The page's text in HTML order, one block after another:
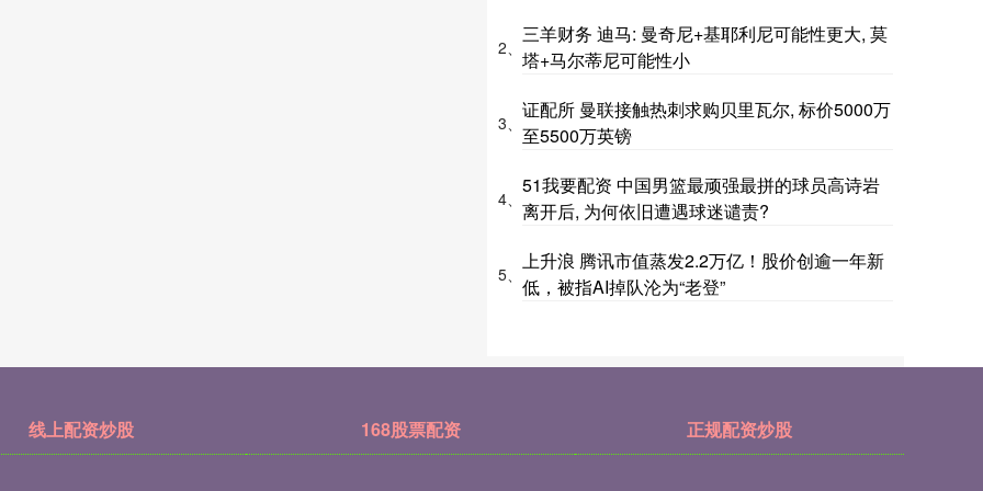
2、
三羊财务 迪马: 曼奇尼+基耶利尼可能性更大, 莫
塔+马尔蒂尼可能性小
3、
证配所 曼联接触热刺求购贝里瓦尔, 标价5000万
至5500万英镑
4、
51我要配资 中国男篮最顽强最拼的球员高诗岩
离开后, 为何依旧遭遇球迷谴责?
5、
上升浪 腾讯市值蒸发2.2万亿！股价创逾一年新
低，被指AI掉队沦为“老登”
线上配资炒股 168股票配资 正规配资炒股